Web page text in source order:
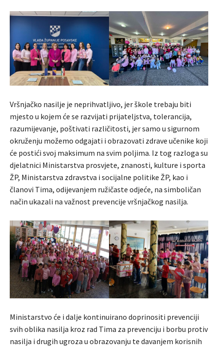
Vršnjačko nasilje je neprihvatljivo, jer škole trebaju biti
mjesto u kojem će se razvijati prijateljstva, tolerancija,
razumijevanje, poštivati različitosti, jer samo u sigurnom
okruženju možemo odgajati i obrazovati zdrave učenike koji
će postići svoj maksimum na svim poljima. Iz tog razloga su
djelatnici Ministarstva prosvjete, znanosti, kulture i sporta
ŽP, Ministarstva zdravstva i socijalne politike ŽP, kao i
članovi Tima, odijevanjem ružičaste odjeće, na simboličan
način ukazali na važnost prevencije vršnjačkog nasilja.
Ministarstvo će i dalje kontinuirano doprinositi prevenciji
svih oblika nasilja kroz rad Tima za prevenciju i borbu protiv
nasilja i drugih ugroza u obrazovanju te davanjem korisnih